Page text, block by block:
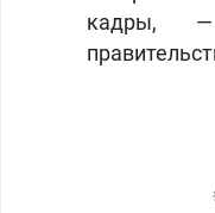
кадры, —